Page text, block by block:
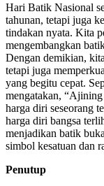
Hari Batik Nasional
tahunan, tetapi juga
tindakan nyata. Kita
mengembangkan
Dengan demikian,
tetapi juga
yang begitu cepat.
mengatakan,
harga diri seseorang
harga diri bangsa
menjadikan batik
simbol kesatuan dan
Penutup